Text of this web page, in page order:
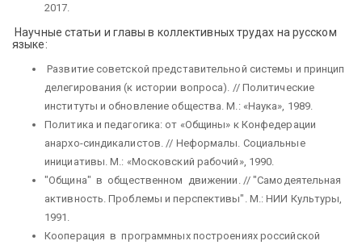
2017.
Научные статьи и главы в коллективных трудах на русском
языке:
Развитие советской представительной системы и принцип
делегирования (к истории вопроса). // Политические
институты и обновление общества. М.: «Наука», 1989.
Политика и педагогика: от «Общины» к Конфедерации
анархо-синдикалистов. // Неформалы. Социальные
инициативы. М.: «Московский рабочий», 1990.
"Община" в общественном движении. // "Самодеятельная
активность. Проблемы и перспективы". М.: НИИ Культуры,
1991.
Кооперация в программных построениях российской